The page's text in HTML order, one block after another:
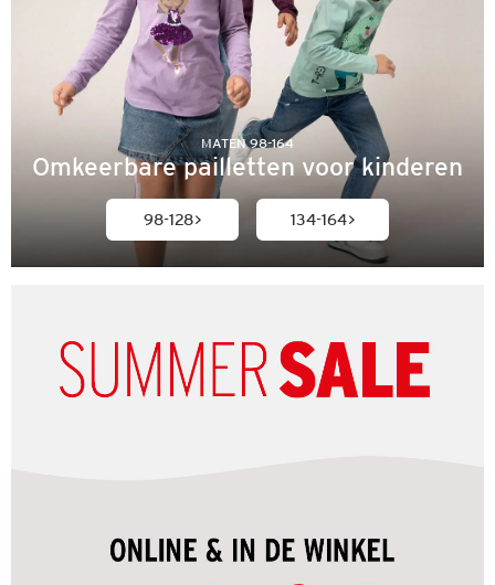
MATEN 98-164
Omkeerbare pailletten voor kinderen
98-128 134-164